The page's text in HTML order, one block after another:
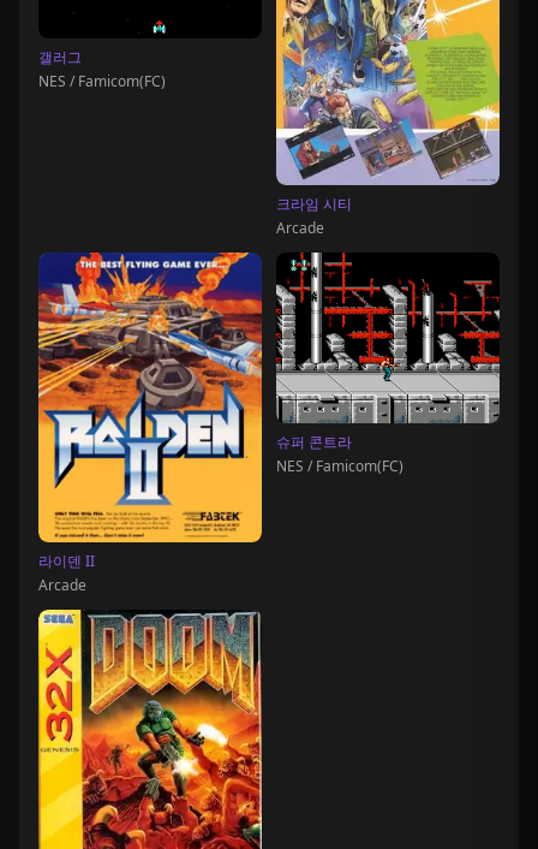
갤러그
NES / Famicom(FC)
크라임 시티
Arcade
라이덴 II
Arcade
슈퍼 콘트라
NES / Famicom(FC)